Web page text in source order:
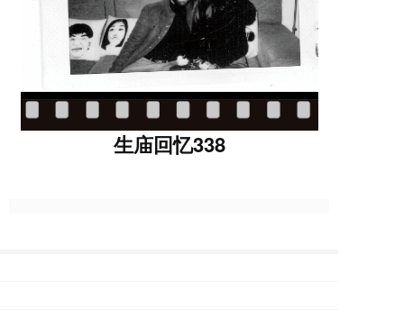
生庙回忆338